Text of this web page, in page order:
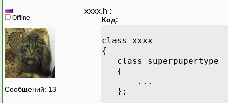
Offline
Сообщений: 13
xxxx.h :
Код:
class xxxx
{
class superpupertype
{
...
};